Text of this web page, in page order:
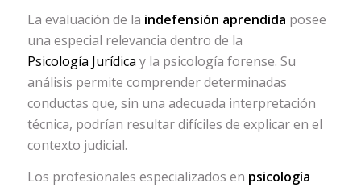
La evaluación de la indefensión aprendida posee
una especial relevancia dentro de la
Psicología Jurídica y la psicología forense. Su
análisis permite comprender determinadas
conductas que, sin una adecuada interpretación
técnica, podrían resultar difíciles de explicar en el
contexto judicial.
Los profesionales especializados en psicología